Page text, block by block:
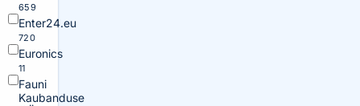
659
Enter24.eu
720
Euronics
11
Fauni
Kaubanduse